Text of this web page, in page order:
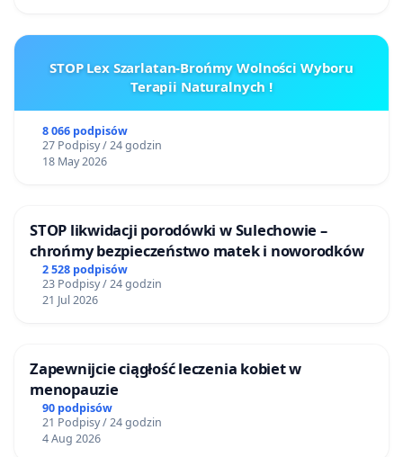
STOP Lex Szarlatan-Brońmy Wolności Wyboru
Terapii Naturalnych !
8 066 podpisów
27 Podpisy / 24 godzin
18 May 2026
STOP likwidacji porodówki w Sulechowie –
chrońmy bezpieczeństwo matek i noworodków
2 528 podpisów
23 Podpisy / 24 godzin
21 Jul 2026
Zapewnijcie ciągłość leczenia kobiet w
menopauzie
90 podpisów
21 Podpisy / 24 godzin
4 Aug 2026